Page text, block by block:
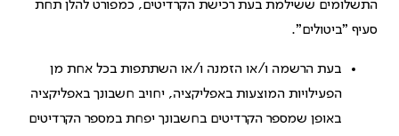
התשלומים ששילמת בעת רכישת הקרדיטים, כמפורט להלן תחת
סעיף "ביטולים".
בעת הרשמה ו/או הזמנה ו/או השתתפות בכל אחת מן
הפעילויות המוצעות באפליקציה, יחויב חשבונך באפליקציה
באופן שמספר הקרדיטים בחשבונך יפחת במספר הקרדיטים